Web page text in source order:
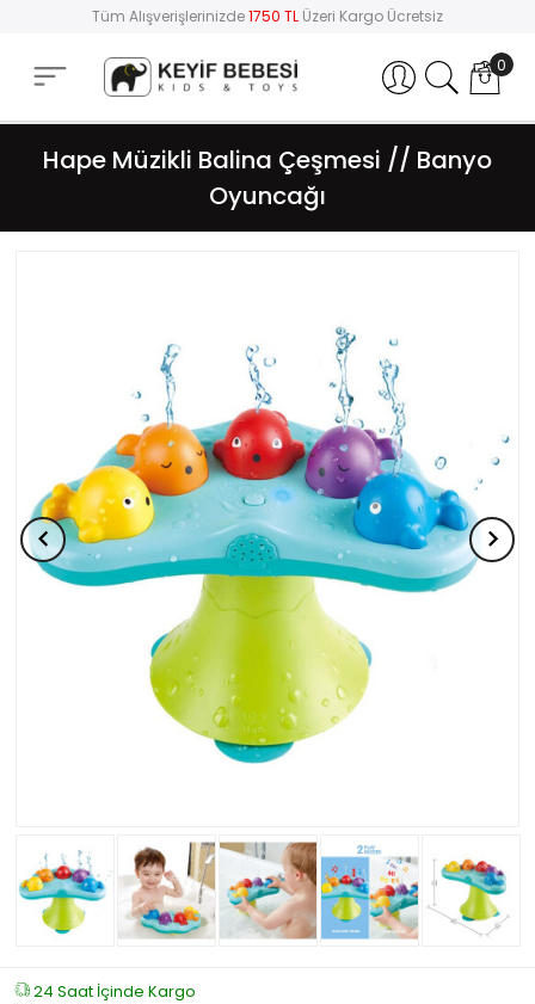
Tüm Alışverişlerinizde1750 TL Üzeri Kargo Ücretsiz
Hesabım 0
Hape Müzikli Balina Çeşmesi // Banyo
Oyuncağı
24 Saat İçinde Kargo